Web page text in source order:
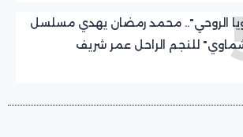
الروحي".. محمد رمضان يهدي مسلسل
للنجم الراحل عمر شريف